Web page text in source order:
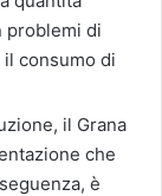
problemi di
consumo di
il Grana
che
è